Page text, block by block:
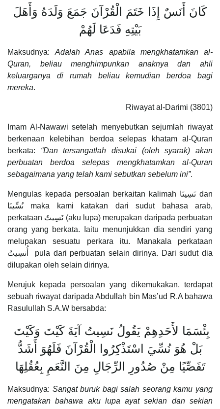
كَانَ أَنَسٌ إِذَا خَتَمَ الْقُرْآنَ جَمَعَ وَلَدَهُ وَأَهَلَ
بَيْتِهِ فَدَعَا لَهُمْ
Maksudnya:Adalah Anas apabila mengkhatamkan al-
Quran, beliau menghimpunkan anaknya dan ahli
keluarganya di rumah beliau kemudian berdoa bagi
mereka.
Riwayat al-Darimi (3801)
Imam Al-Nawawi setelah menyebutkan sejumlah riwayat
berkenaan kelebihan berdoa selepas khatam al-Quran
berkata: “Dan tersangatlah disukai (oleh syarak) akan
perbuatan berdoa selepas mengkhatamkan al-Quran
sebagaimana yang telah kami sebutkan sebelum ini”.
Mengulas kepada persoalan berkaitan kalimah نَسِينَا dan
نُسِّينَا maka kami katakan dari sudut bahasa arab,
perkataan نَسِيتُ (aku lupa) merupakan daripada perbuatan
orang yang berkata. Iaitu menunjukkan dia sendiri yang
melupakan sesuatu perkara itu. Manakala perkataan
أُنسِيتُ pula dari perbuatan selain dirinya. Dari sudut dia
dilupakan oleh selain dirinya.
Merujuk kepada persoalan yang dikemukakan, terdapat
sebuah riwayat daripada Abdullah bin Mas’ud R.A bahawa
Rasulullah S.A.W bersabda:
بَلْ هُوَ نُسِّيَ اسْتَذْكِرُوا الْقُرْآنَ فَلَهُوَ أَشَدُّ
تَفَصِّيًا مِنْ صُدُورِ الرِّجَالِ مِنَ النَّعَمِ بِعُقُلِهَا
Maksudnya: Sangat buruk bagi salah seorang kamu yang
mengatakan bahawa aku lupa ayat sekian dan sekian